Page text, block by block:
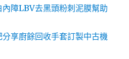
障LBV去黑頭粉刺泥膜幫助
享廚餘回收手套訂製中古機